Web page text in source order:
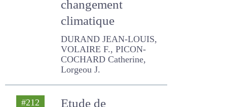
changement
climatique
DURAND JEAN-LOUIS,
VOLAIRE F., PICON-
COCHARD Catherine,